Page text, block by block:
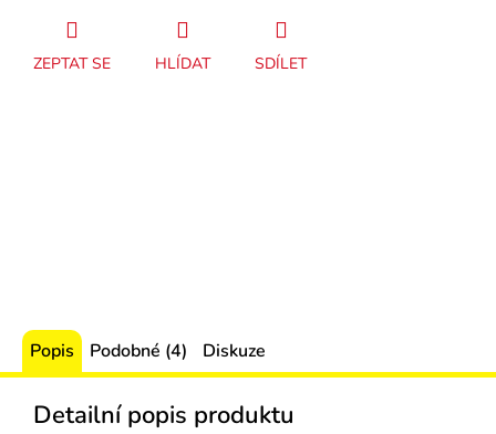
ZEPTAT SE HLÍDAT SDÍLET
Popis Podobné (4) Diskuze
Detailní popis produktu